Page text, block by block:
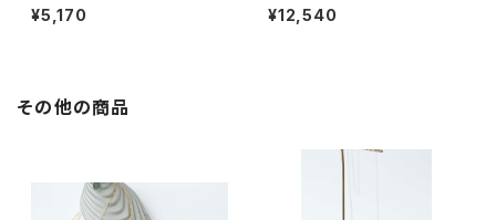
ド)
¥5,170 ¥12,540
その他の商品